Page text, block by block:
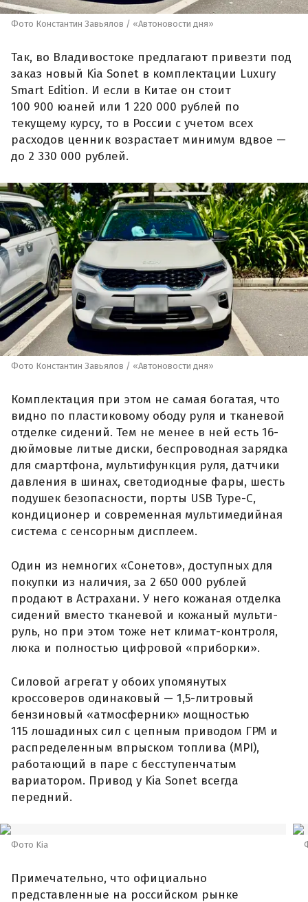
Фото Константин Завьялов / «Автоновости дня»
Так, во Владивостоке предлагают привезти под
заказ новый Kia Sonet в комплектации Luxury
Smart Edition. И если в Китае он стоит
100 900 юаней или 1 220 000 рублей по
текущему курсу, то в России с учетом всех
расходов ценник возрастает минимум вдвое —
до 2 330 000 рублей.
Фото Константин Завьялов / «Автоновости дня»
Комплектация при этом не самая богатая, что
видно по пластиковому ободу руля и тканевой
отделке сидений. Тем не менее в ней есть 16-
дюймовые литые диски, беспроводная зарядка
для смартфона, мультифункция руля, датчики
давления в шинах, светодиодные фары, шесть
подушек безопасности, порты USB Type-C,
кондиционер и современная мультимедийная
система с сенсорным дисплеем.
Один из немногих «Сонетов», доступных для
покупки из наличия, за 2 650 000 рублей
продают в Астрахани. У него кожаная отделка
сидений вместо тканевой и кожаный мульти-
руль, но при этом тоже нет климат-контроля,
люка и полностью цифровой «приборки».
Силовой агрегат у обоих упомянутых
кроссоверов одинаковый — 1,5-литровый
бензиновый «атмосферник» мощностью
115 лошадиных сил с цепным приводом ГРМ и
распределенным впрыском топлива (MPI),
работающий в паре с бесступенчатым
вариатором. Привод у Kia Sonet всегда
передний.
Фото Kia
Примечательно, что официально
представленные на российском рынке